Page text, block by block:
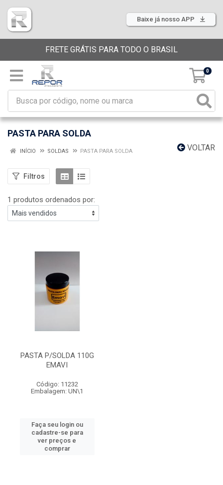
Baixe já nosso APP
FRETE GRÁTIS PARA TODO O BRASIL
0
PASTA PARA SOLDA
VOLTAR
INÍCIO SOLDAS PASTA PARA SOLDA
Filtros
1 produtos ordenados por:
PASTA P/SOLDA 110G
EMAVI
Código: 11232
Embalagem: UN\1
Faça seu login ou
cadastre-se para
ver preços e
comprar